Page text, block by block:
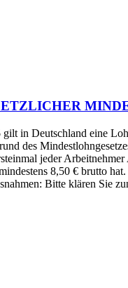
gilt in Deutschland eine
des
jeder
8,50 € brutto
Bitte klären Sie